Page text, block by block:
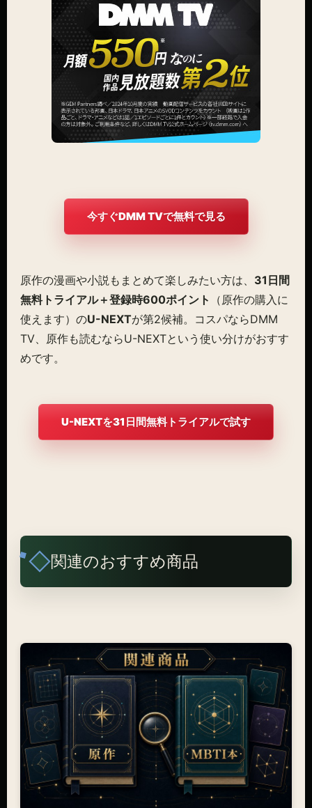
今すぐDMM TVで無料で見る
原作の漫画や小説もまとめて楽しみたい方は、 31日間
無料トライアル＋登録時600ポイント
（原作の購入に
使えます）のU-NEXTが第2候補。コスパならDMM
TV、原作も読むならU-NEXTという使い分けがおすす
めです。
U-NEXTを31日間無料トライアルで試す
関連のおすすめ商品